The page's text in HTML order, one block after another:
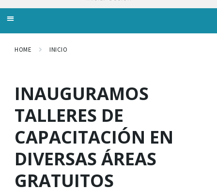
HOME INICIO
INAUGURAMOS
TALLERES DE
CAPACITACIÓN EN
DIVERSAS ÁREAS
GRATUITOS